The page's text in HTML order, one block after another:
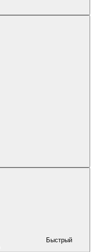
Быстрый